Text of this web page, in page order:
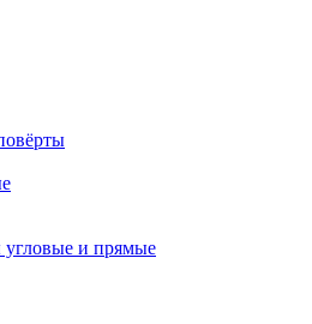
и прямые